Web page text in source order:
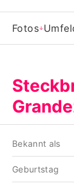
Fotos
Bekannt als
Geburtstag